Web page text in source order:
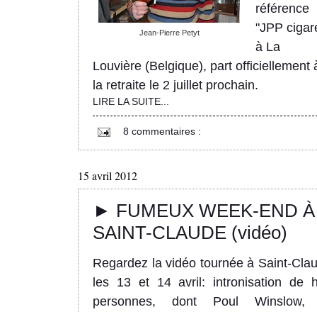
Jean-Pierre Petyt
référence
"JPP
à La
Louvière (Belgique), part officiellement
la retraite le 2 juillet prochain.
LIRE LA SUITE...
8 commentaires :
15 avril 2012
► FUMEUX WEEK-END À
SAINT-CLAUDE (vidéo)
Regardez la vidéo tournée à Saint-
les 13 et 14 avril: intronisation de
personnes, dont Poul Winslow,